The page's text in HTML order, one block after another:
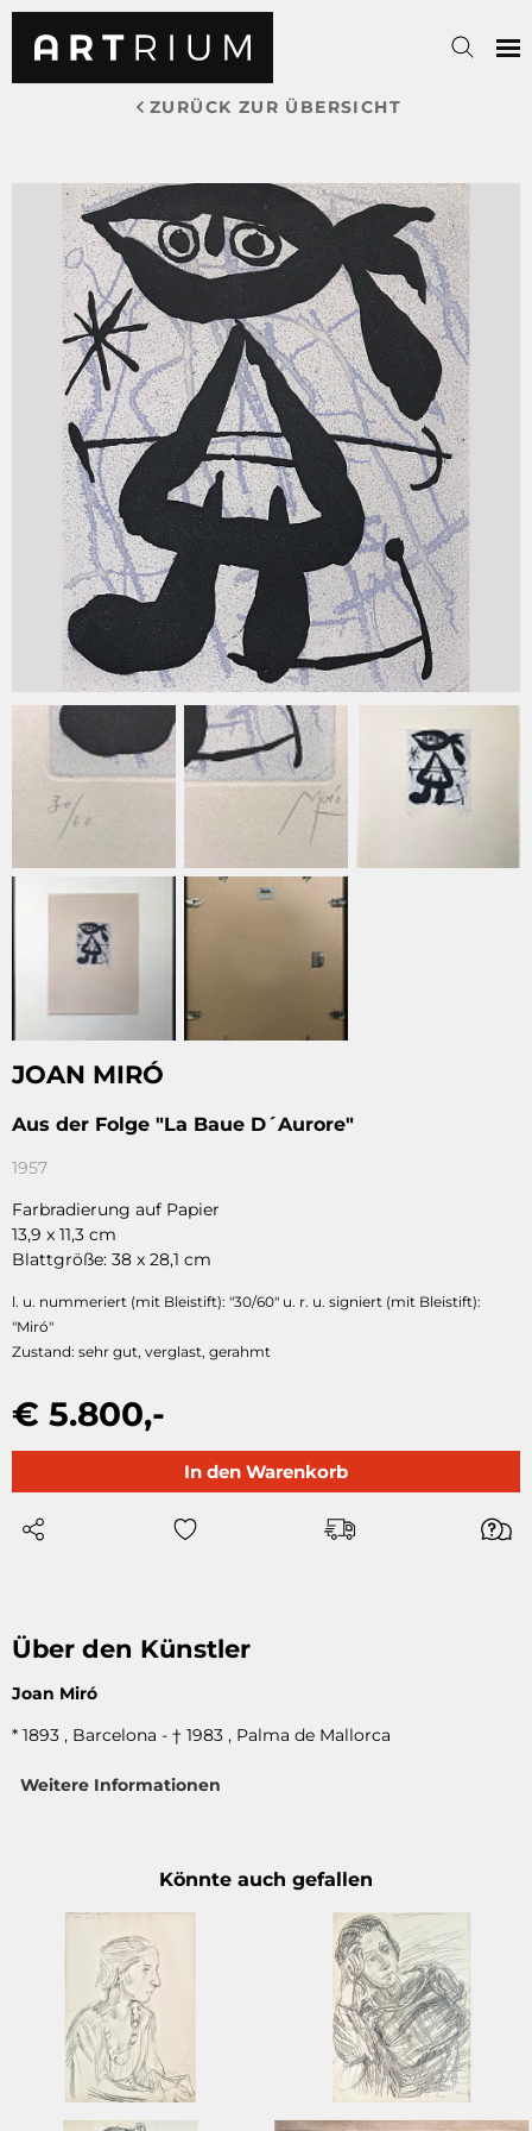
JOAN MIRÓ
Aus der Folge "La Baue D´Aurore"
1957
Farbradierung auf Papier
13,9 x 11,3 cm
Blattgröße: 38 x 28,1 cm
l. u. nummeriert (mit Bleistift): "30/60" u. r. u. signiert (mit Bleistift):
"Miró"
Zustand: sehr gut, verglast, gerahmt
€ 5.800,-
In den Warenkorb
Über den Künstler
Joan Miró
* 1893 , Barcelona - † 1983 , Palma de Mallorca
Weitere Informationen
ZURÜCK ZUR ÜBERSICHT
Könnte auch gefallen